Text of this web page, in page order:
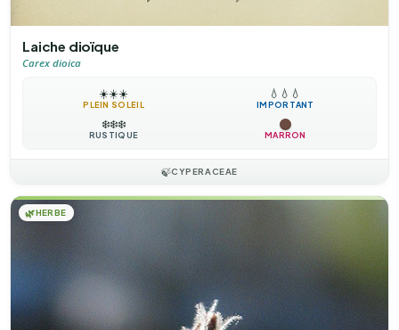
Laiche dioïque
Carex dioica
☀️☀️☀️
PLEIN SOLEIL
💧 💧 💧
IMPORTANT
❄️❄️❄️
RUSTIQUE MARRON
🍃CYPERACEAE
🌿HERBE